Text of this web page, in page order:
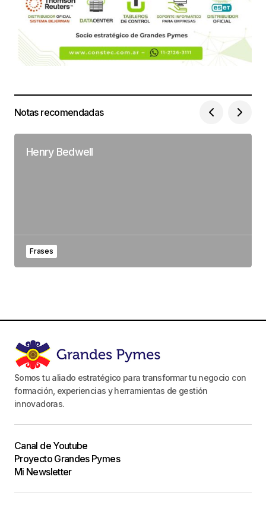
Notas recomendadas
Henry Bedwell
Frases
Somos tu aliado estratégico para transformar tu negocio con
formación, experiencias y herramientas de gestión
innovadoras.
Canal de Youtube
Proyecto Grandes Pymes
Mi Newsletter